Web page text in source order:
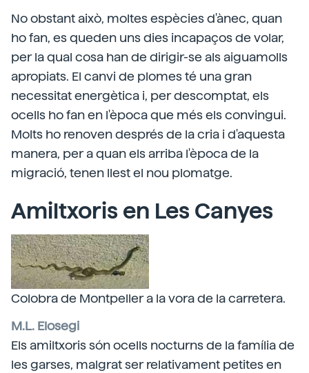
No obstant això, moltes espècies d'ànec, quan
ho fan, es queden uns dies incapaços de volar,
per la qual cosa han de dirigir-se als aiguamolls
apropiats. El canvi de plomes té una gran
necessitat energètica i, per descomptat, els
ocells ho fan en l'època que més els convingui.
Molts ho renoven després de la cria i d'aquesta
manera, per a quan els arriba l'època de la
migració, tenen llest el nou plomatge.
Amiltxoris en Les Canyes
Colobra de Montpeller a la vora de la carretera.
M.L. Elosegi
Els amiltxoris són ocells nocturns de la família de
les garses, malgrat ser relativament petites en